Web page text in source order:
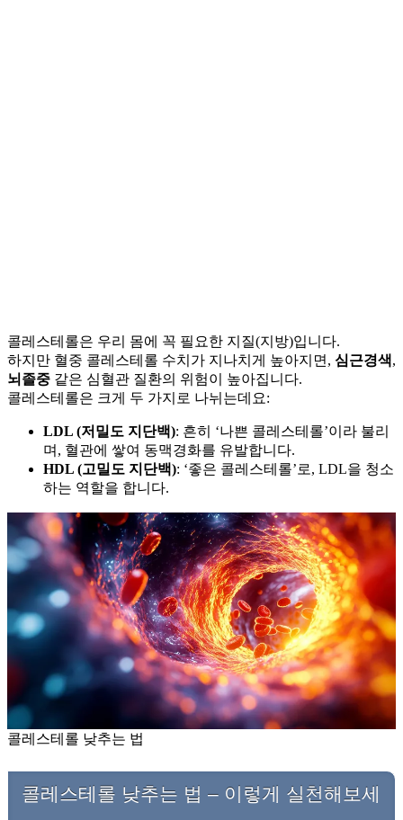
콜레스테롤은 우리 몸에 꼭 필요한 지질(지방)입니다.
하지만 혈중 콜레스테롤 수치가 지나치게 높아지면, 심근경색,
뇌졸중 같은 심혈관 질환의 위험이 높아집니다.
콜레스테롤은 크게 두 가지로 나뉘는데요:
LDL (저밀도 지단백): 흔히 ‘나쁜 콜레스테롤’이라 불리
며, 혈관에 쌓여 동맥경화를 유발합니다.
HDL (고밀도 지단백): ‘좋은 콜레스테롤’로, LDL을 청소
하는 역할을 합니다.
콜레스테롤 낮추는 법
콜레스테롤 낮추는 법 – 이렇게 실천해보세